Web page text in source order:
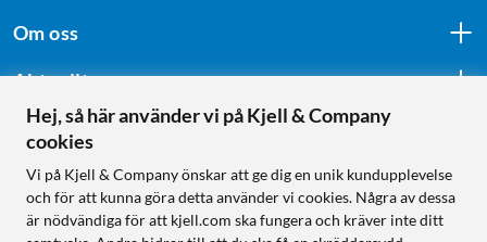
Om oss
Aktuellt
Följ oss
Hej, så här använder vi på Kjell & Company
cookies
Vi på Kjell & Company önskar att ge dig en unik kundupplevelse
och för att kunna göra detta använder vi cookies. Några av dessa
är nödvändiga för att kjell.com ska fungera och kräver inte ditt